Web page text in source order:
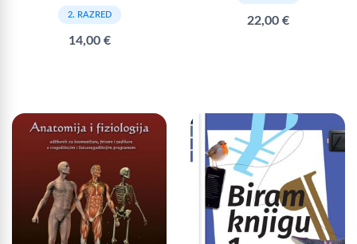
2. RAZRED
14,00 €
22,00 €